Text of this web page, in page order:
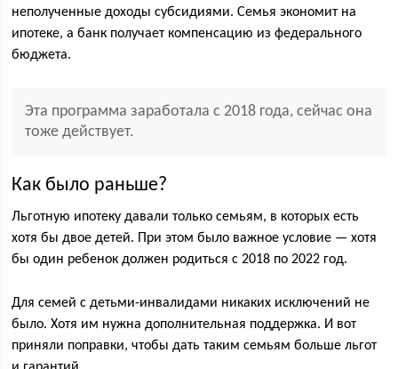
неполученные доходы субсидиями. Семья экономит на
ипотеке, а банк получает компенсацию из федерального
бюджета.
Эта программа заработала с 2018 года, сейчас она
тоже действует.
Как было раньше?
Льготную ипотеку давали только семьям, в которых есть
хотя бы двое детей. При этом было важное условие — хотя
бы один ребенок должен родиться с 2018 по 2022 год.
Для семей с детьми-инвалидами никаких исключений не
было. Хотя им нужна дополнительная поддержка. И вот
приняли поправки, чтобы дать таким семьям больше льгот